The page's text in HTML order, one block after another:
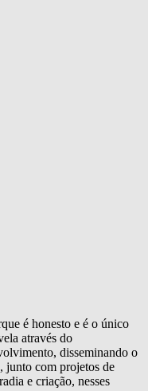
é honesto e é o único
através do
disseminando o
junto com projetos de
e criação, nesses